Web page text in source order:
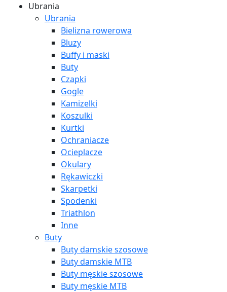
Ubrania
Ubrania
Bielizna rowerowa
Bluzy
Buffy i maski
Buty
Czapki
Gogle
Kamizelki
Koszulki
Kurtki
Ochraniacze
Ocieplacze
Okulary
Rękawiczki
Skarpetki
Spodenki
Triathlon
Inne
Buty
Buty damskie szosowe
Buty damskie MTB
Buty męskie szosowe
Buty męskie MTB